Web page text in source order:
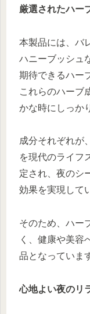
厳選されたハー
本製品には、バ
ハニーブッシュ
期待できるハー
これらのハーブ
かな時にしっか
成分それぞれが
を現代のライフ
定され、夜のシ
効果を実現して
そのため、ハー
く、健康や美容
品となっていま
心地よい夜のリ